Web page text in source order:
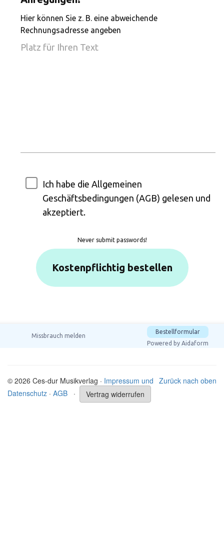
Zurück nach oben
© 2026 Ces-dur Musikverlag · Impressum und
Datenschutz · AGB · Vertrag widerrufen